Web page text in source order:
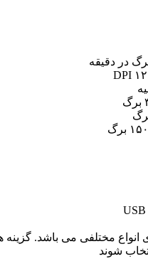
انواع مختلفی می باشد. گزینه
شوند